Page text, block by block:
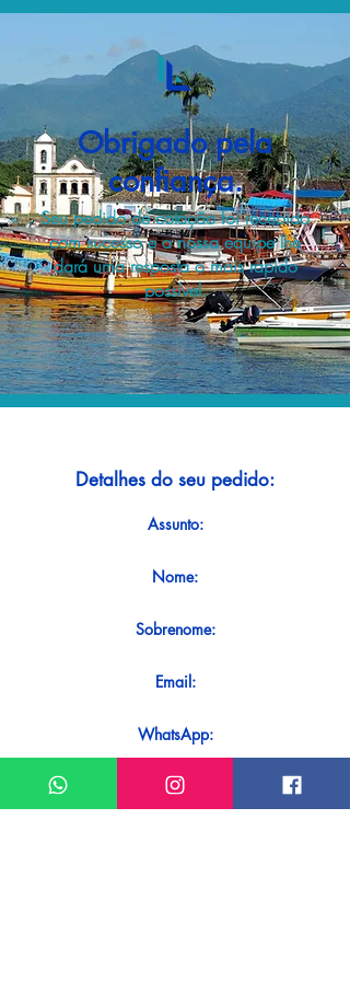
Obrigado pela
confiança.
Seu pedido de cotação foi recebido
com sucesso e a nossa equipe lhe
dará uma resposta o mais rápido
possível.
Detalhes do seu pedido:
Assunto:
Nome:
Sobrenome:
Email:
WhatsApp:
Mensagem: